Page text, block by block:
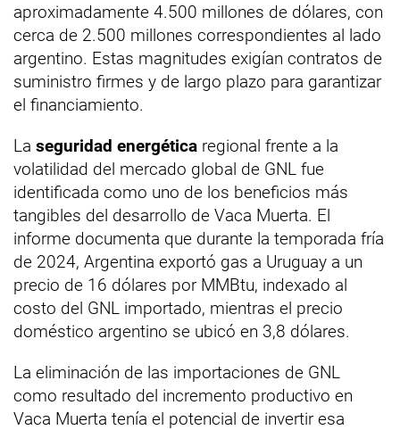
aproximadamente 4.500 millones de dólares, con
cerca de 2.500 millones correspondientes al lado
argentino. Estas magnitudes exigían contratos de
suministro firmes y de largo plazo para garantizar
el financiamiento.
La seguridad energética regional frente a la
volatilidad del mercado global de GNL fue
identificada como uno de los beneficios más
tangibles del desarrollo de Vaca Muerta. El
informe documenta que durante la temporada fría
de 2024, Argentina exportó gas a Uruguay a un
precio de 16 dólares por MMBtu, indexado al
costo del GNL importado, mientras el precio
doméstico argentino se ubicó en 3,8 dólares.
La eliminación de las importaciones de GNL
como resultado del incremento productivo en
Vaca Muerta tenía el potencial de invertir esa